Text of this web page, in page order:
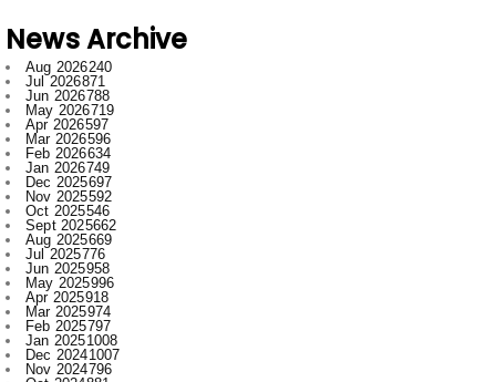
Jun 2026
788
May 2026719
Apr 2026597
Mar 2026596
Feb 2026634
Jan 2026749
Dec 2025697
Nov 2025592
Oct 2025546
Sept 2025662
Aug 2025669
Jul 2025776
Jun 2025958
May 2025996
Apr 2025918
Mar 2025974
Feb 2025797
Jan 20251008
Dec 20241007
Nov 2024796
Oct 2024881
Sept 20241019
Aug 2024861
Jul 2024932
Jun 2024731